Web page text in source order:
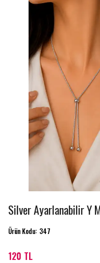
Silver Ayarlanabilir Y
Ürün Kodu: 347
120 TL